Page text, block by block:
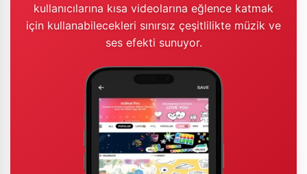
kullanıcılarına kısa videolarına eğlence katmak
için kullanabilecekleri sınırsız çeşitlilikte müzik ve
ses efekti sunuyor.